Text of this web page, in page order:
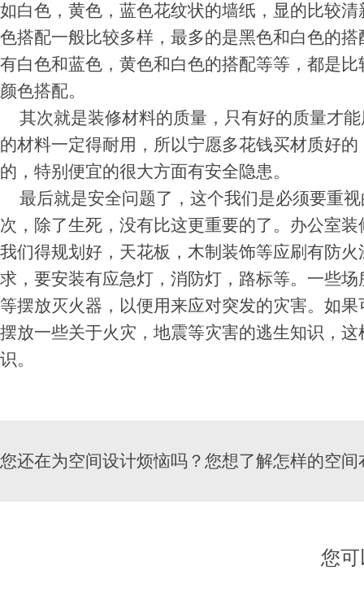
如白色，黄色，蓝色花纹状的墙纸，显的比较
色搭配一般比较多样，最多的是黑色和白色的
有白色和蓝色，黄色和白色的搭配等等，都是
颜色搭配。
其次就是装修材料的质量，只有好的质量才
的材料一定得耐用，所以宁愿多花钱买材质好
的，特别便宜的很大方面有安全隐患。
最后就是安全问题了，这个我们是必须要重
次，除了生死，没有比这更重要的了。办公室
我们得规划好，天花板，木制装饰等应刷有防
求，要安装有应急灯，消防灯，路标等。一些
等摆放灭火器，以便用来应对突发的灾害。如
摆放一些关于火灾，地震等灾害的逃生知识，
识。
您还在为空间设计烦恼吗？您想了解怎样的空
您